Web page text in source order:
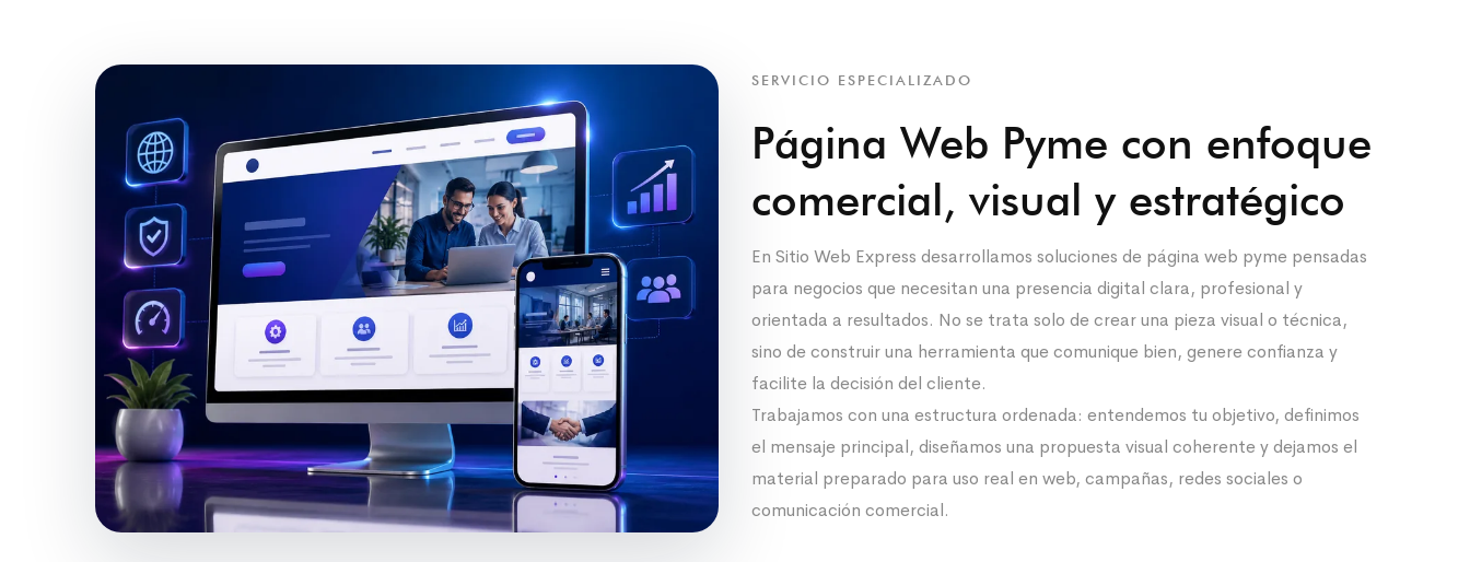
SERVICIO ESPECIALIZADO
Página Web Pyme con enfoque
comercial, visual y estratégico
En Sitio Web Express desarrollamos soluciones de página web pyme pensadas
para negocios que necesitan una presencia digital clara, profesional y
orientada a resultados. No se trata solo de crear una pieza visual o técnica,
sino de construir una herramienta que comunique bien, genere confianza y
facilite la decisión del cliente.
Trabajamos con una estructura ordenada: entendemos tu objetivo, definimos
el mensaje principal, diseñamos una propuesta visual coherente y dejamos el
material preparado para uso real en web, campañas, redes sociales o
comunicación comercial.